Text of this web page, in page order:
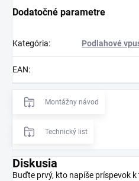
Dodatočné parametre
Kategória: Podlahové
EAN:
Montážny návod
Technický list
Diskusia
Buďte prvý, kto napíše príspevok